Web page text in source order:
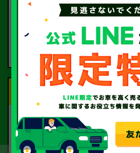
ご依頼
お電話または査定フォー
ムより
査
お
Step.3